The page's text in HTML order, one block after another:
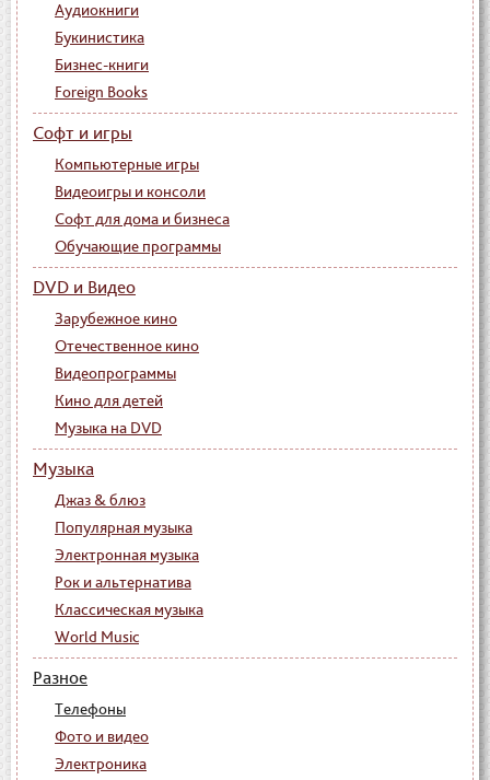
Аудиокниги
Букинистика
Бизнес-книги
Foreign Books
Софт и игры
Компьютерные игры
Видеоигры и консоли
Софт для дома и бизнеса
Обучающие программы
DVD и Видео
Зарубежное кино
Отечественное кино
Видеопрограммы
Кино для детей
Музыка на DVD
Музыка
Джаз & блюз
Популярная музыка
Электронная музыка
Рок и альтернатива
Классическая музыка
World Music
Разное
Телефоны
Фото и видео
Электроника